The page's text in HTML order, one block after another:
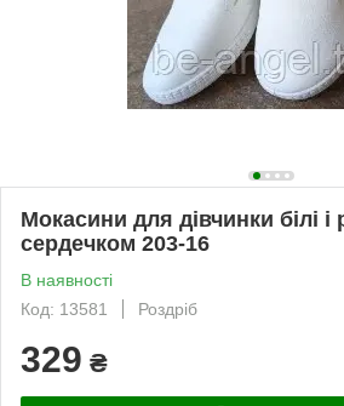
Мокасини для дівчинки білі і
сердечком 203-16
В наявності
Код: 13581
Роздріб
329 ₴